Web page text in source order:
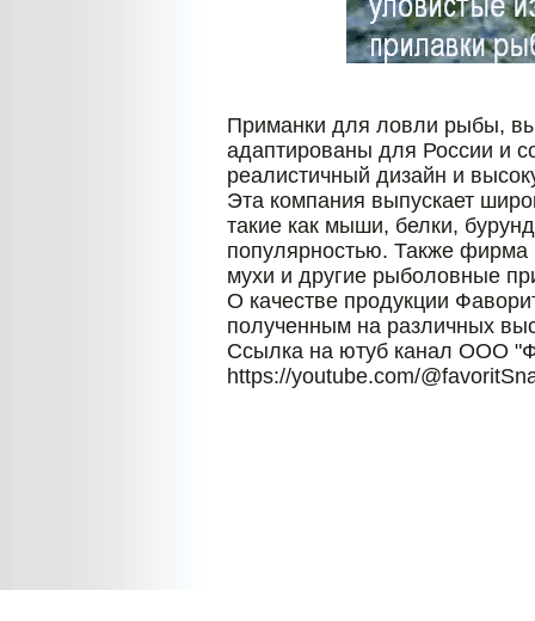
Приманки для ловли рыбы,
адаптированы для России и
реалистичный дизайн и
Эта компания выпускает
такие как мыши, белки,
популярностью. Также фирма
мухи и другие рыболовные
О качестве продукции
полученным на различных
Ссылка на ютуб канал ООО
https://youtube.com/